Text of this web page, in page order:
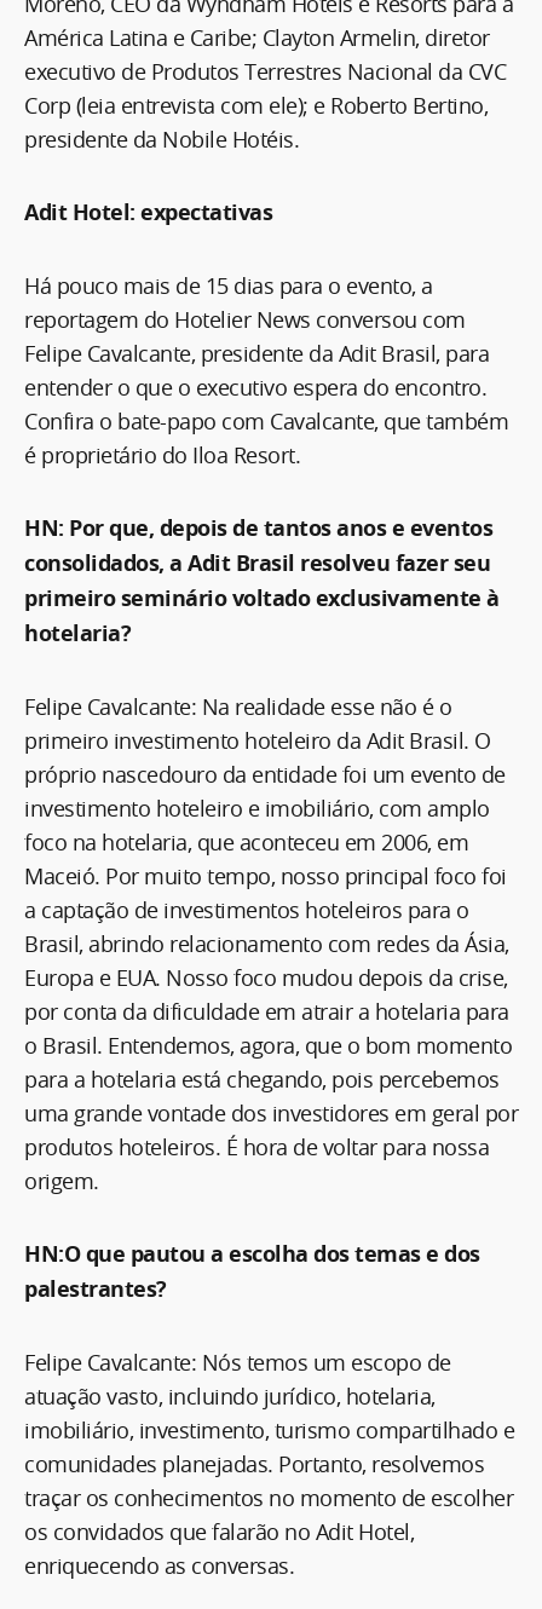
América Latina e Caribe; Clayton Armelin, diretor
executivo de Produtos Terrestres Nacional da CVC
Corp (leia entrevista com ele); e Roberto Bertino,
presidente da Nobile Hotéis.
Adit Hotel: expectativas
Há pouco mais de 15 dias para o evento, a
reportagem do Hotelier News conversou com
Felipe Cavalcante, presidente da Adit Brasil, para
entender o que o executivo espera do encontro.
Confira o bate-papo com Cavalcante, que também
é proprietário do Iloa Resort.
HN: Por que, depois de tantos anos e eventos
consolidados, a Adit Brasil resolveu fazer seu
primeiro seminário voltado exclusivamente à
hotelaria?
Felipe Cavalcante: Na realidade esse não é o
primeiro investimento hoteleiro da Adit Brasil. O
próprio nascedouro da entidade foi um evento de
investimento hoteleiro e imobiliário, com amplo
foco na hotelaria, que aconteceu em 2006, em
Maceió. Por muito tempo, nosso principal foco foi
a captação de investimentos hoteleiros para o
Brasil, abrindo relacionamento com redes da Ásia,
Europa e EUA. Nosso foco mudou depois da crise,
por conta da dificuldade em atrair a hotelaria para
o Brasil. Entendemos, agora, que o bom momento
para a hotelaria está chegando, pois percebemos
uma grande vontade dos investidores em geral por
produtos hoteleiros. É hora de voltar para nossa
origem.
HN:O que pautou a escolha dos temas e dos
palestrantes?
Felipe Cavalcante: Nós temos um escopo de
atuação vasto, incluindo jurídico, hotelaria,
imobiliário, investimento, turismo compartilhado e
comunidades planejadas. Portanto, resolvemos
traçar os conhecimentos no momento de escolher
os convidados que falarão no Adit Hotel,
enriquecendo as conversas.